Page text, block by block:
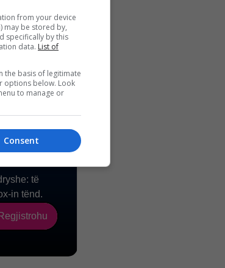
e
from your device
may be stored by,
specifically by this
data. List of
the basis of legitimate
options below. Look
to manage or
Consent